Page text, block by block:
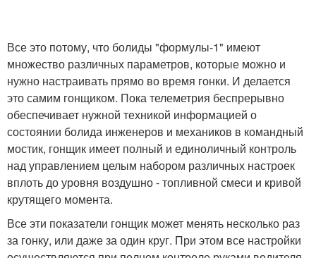
Все это потому, что болиды "формулы-1" имеют
множество различных параметров, которые можно и
нужно настраивать прямо во время гонки. И делается
это самим гонщиком. Пока телеметрия беспрерывно
обеспечивает нужной техникой информацией о
состоянии болида инженеров и механиков в командный
мостик, гонщик имеет полный и единоличный контроль
над управлением целым набором различных настроек
вплоть до уровня воздушно - топливной смеси и кривой
крутящего момента.
Все эти показатели гонщик может менять несколько раз
за гонку, или даже за один круг. При этом все настройки